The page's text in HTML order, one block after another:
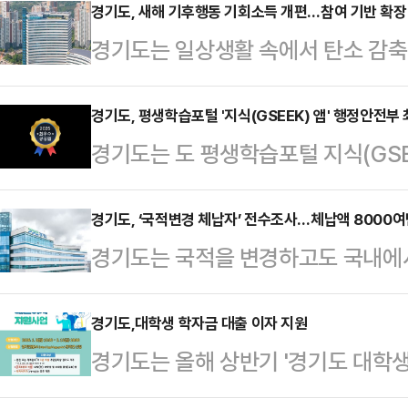
비전을 담은 상징물을 공모한다고
이번 공모는 △경기도의 전통과 역
화합하고 참여하는 축제 분위기 △
로 표현할 수 있는 작품을 선정하기
전국장애인체전 통합 적용 엠블럼
개별 …
경기도, 새해 기후행동 기회소득 개편…참여 기반 확
경기도는 일상생활 속에서 탄소 감
공하는 경기도의 ‘기후행동 기회소
혔다.올해 새롭게 바뀌는 점은 크게
함, 6개 시군에서 추가 리워드 신설
준 개선 등이다.도는 우선 기존 경
소재 대학 재학생까지 확대했다.주
학 중인 대학생은 앱에서 재학증명
할 수 있다.지난해 9…
경기도, 평생학습포털 '지식(GSEEK) 앱' 행정안전부
경기도는 도 평생학습포털 지식
과평가’결과 '2025년 최우수 공공
성과평가는 공공앱의 사용률과 관
실시된 제도다. 지식(GSEEK) 앱
이트·만족도 등 다양한 항목을 종
속 ‘우수’를 받았다.2025년에는 중
기관이 운영하는 607개 공공앱을
년…
경기도, ‘국적변경 체납자’ 전수조사…체납액 8000
경기도는 국적을 변경하고도 국내
지방세·세외수입 체납자 115명을
고 4일 밝혔다.국내에서 경제활동
분으로 국적을 변경한 체납자는 체
가 많다. 특히 국적변경 체납자는
경기도,대학생 학자금 대출 이자 지원
경기도는 올해 상반기 '경기도 대학
기로 하고 다음달 13일까지 신청을